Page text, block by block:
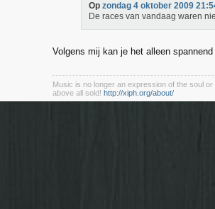
Op zondag 4 oktober 2009
De races van vandaag waren
Volgens mij kan je het alleen
Music is no longer an expression of the soul
above all sold! http://xiph.org/about/